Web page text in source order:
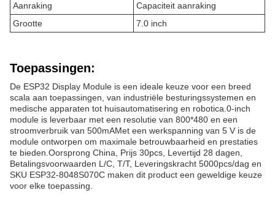
Aanraking
Capaciteit aanraking
Grootte
7.0 inch
Toepassingen:
De ESP32 Display Module is een ideale keuze voor een breed
scala aan toepassingen, van industriële besturingssystemen en
medische apparaten tot huisautomatisering en robotica.0-inch
module is leverbaar met een resolutie van 800*480 en een
stroomverbruik van 500mAMet een werkspanning van 5 V is de
module ontworpen om maximale betrouwbaarheid en prestaties
te bieden.Oorsprong China, Prijs 30pcs, Levertijd 28 dagen,
Betalingsvoorwaarden L/C, T/T, Leveringskracht 5000pcs/dag en
SKU ESP32-8048S070C maken dit product een geweldige keuze
voor elke toepassing.